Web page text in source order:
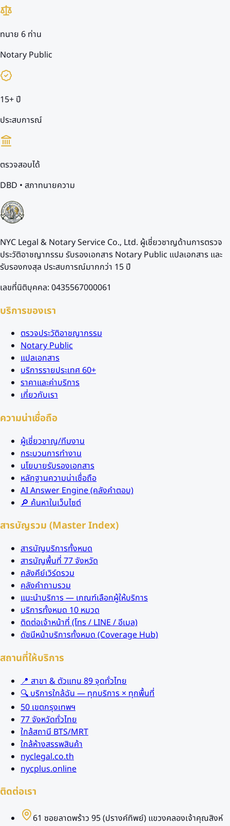
ทนาย 6 ท่าน
Notary Public
15+ ปี
ประสบการณ์
ตรวจสอบได้
DBD • สภาทนายความ
NYC Legal & Notary Service Co., Ltd. ผู้เชี่ยวชาญด้านการตรวจ
ประวัติอาชญากรรม รับรองเอกสาร Notary Public แปลเอกสาร และ
รับรองกงสุล ประสบการณ์มากกว่า 15 ปี
เลขที่นิติบุคคล: 0435567000061
บริการของเรา
ตรวจประวัติอาชญากรรม
Notary Public
แปลเอกสาร
บริการรายประเทศ 60+
ราคาและค่าบริการ
เกี่ยวกับเรา
ความน่าเชื่อถือ
ผู้เชี่ยวชาญ/ทีมงาน
กระบวนการทำงาน
นโยบายรับรองเอกสาร
หลักฐานความน่าเชื่อถือ
AI Answer Engine (คลังคำตอบ)
🔎 ค้นหาในเว็บไซต์
สารบัญรวม (Master Index)
สารบัญบริการทั้งหมด
สารบัญพื้นที่ 77 จังหวัด
คลังคีย์เวิร์ดรวม
คลังคำถามรวม
แนะนำบริการ — เกณฑ์เลือกผู้ให้บริการ
บริการทั้งหมด 10 หมวด
ติดต่อเจ้าหน้าที่ (โทร / LINE / อีเมล)
ดัชนีหน้าบริการทั้งหมด (Coverage Hub)
สถานที่ให้บริการ
📍 สาขา & ตัวแทน 89 จุดทั่วไทย
🔍 บริการใกล้ฉัน — ทุกบริการ × ทุกพื้นที่
50 เขตกรุงเทพฯ
77 จังหวัดทั่วไทย
ใกล้สถานี BTS/MRT
ใกล้ห้างสรรพสินค้า
nyclegal.co.th
nycplus.online
ติดต่อเรา
61 ซอยลาดพร้าว 95 (ปรางค์ทิพย์) แขวงคลองเจ้าคุณสิงห์